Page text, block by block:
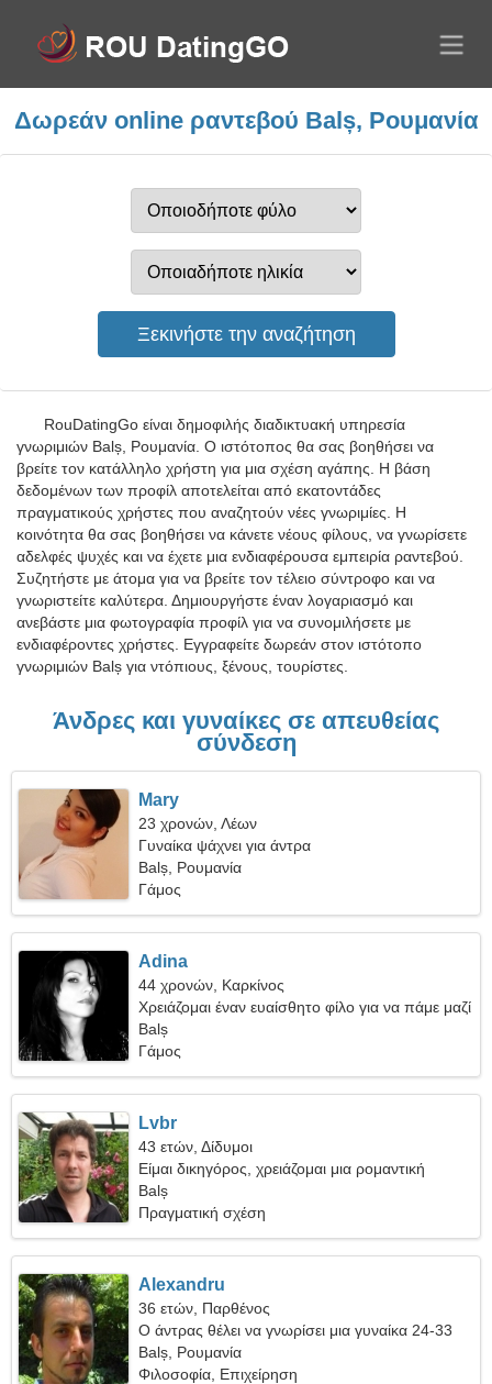
Δωρεάν online ραντεβού Balș, Ρουμανία
RouDatingGo είναι δημοφιλής διαδικτυακή υπηρεσία
γνωριμιών Balș, Ρουμανία. Ο ιστότοπος θα σας βοηθήσει να
βρείτε τον κατάλληλο χρήστη για μια σχέση αγάπης. Η βάση
δεδομένων των προφίλ αποτελείται από εκατοντάδες
πραγματικούς χρήστες που αναζητούν νέες γνωριμίες. Η
κοινότητα θα σας βοηθήσει να κάνετε νέους φίλους, να γνωρίσετε
αδελφές ψυχές και να έχετε μια ενδιαφέρουσα εμπειρία ραντεβού.
Συζητήστε με άτομα για να βρείτε τον τέλειο σύντροφο και να
γνωριστείτε καλύτερα. Δημιουργήστε έναν λογαριασμό και
ανεβάστε μια φωτογραφία προφίλ για να συνομιλήσετε με
ενδιαφέροντες χρήστες. Εγγραφείτε δωρεάν στον ιστότοπο
γνωριμιών Balș για ντόπιους, ξένους, τουρίστες.
Άνδρες και γυναίκες σε απευθείας
σύνδεση
Mary
23 χρονών, Λέων
Γυναίκα ψάχνει για άντρα
Balș, Ρουμανία
Γάμος
Adina
44 χρονών, Καρκίνος
Χρειάζομαι έναν ευαίσθητο φίλο για να πάμε μαζί
για κάμπινγκ
Balș
Γάμος
Lvbr
43 ετών, Δίδυμοι
Είμαι δικηγόρος, χρειάζομαι μια ρομαντική
γυναίκα
Balș
Πραγματική σχέση
Alexandru
36 ετών, Παρθένος
Ο άντρας θέλει να γνωρίσει μια γυναίκα 24-33
Balș, Ρουμανία
Φιλοσοφία, Επιχείρηση